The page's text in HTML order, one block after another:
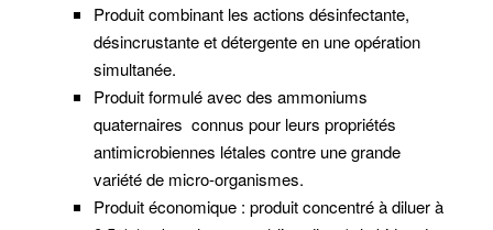
Produit combinant les actions désinfectante,
désincrustante et détergente en une opération
simultanée.
Produit formulé avec des ammoniums
quaternaires connus pour leurs propriétés
antimicrobiennes létales contre une grande
variété de micro-organismes.
Produit économique : produit concentré à diluer à